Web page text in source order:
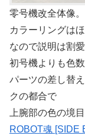
零号機改全体像
カラーリングは
なので説明は割愛
初号機よりも色
パーツの差し替
クの都合で
上腕部の色の境
ROBOT魂 [SIDE